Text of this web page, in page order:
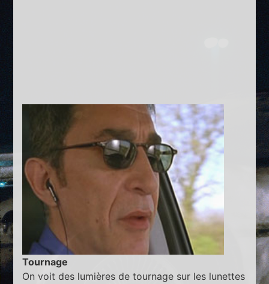
Tournage
On voit des lumières de tournage sur les lunettes